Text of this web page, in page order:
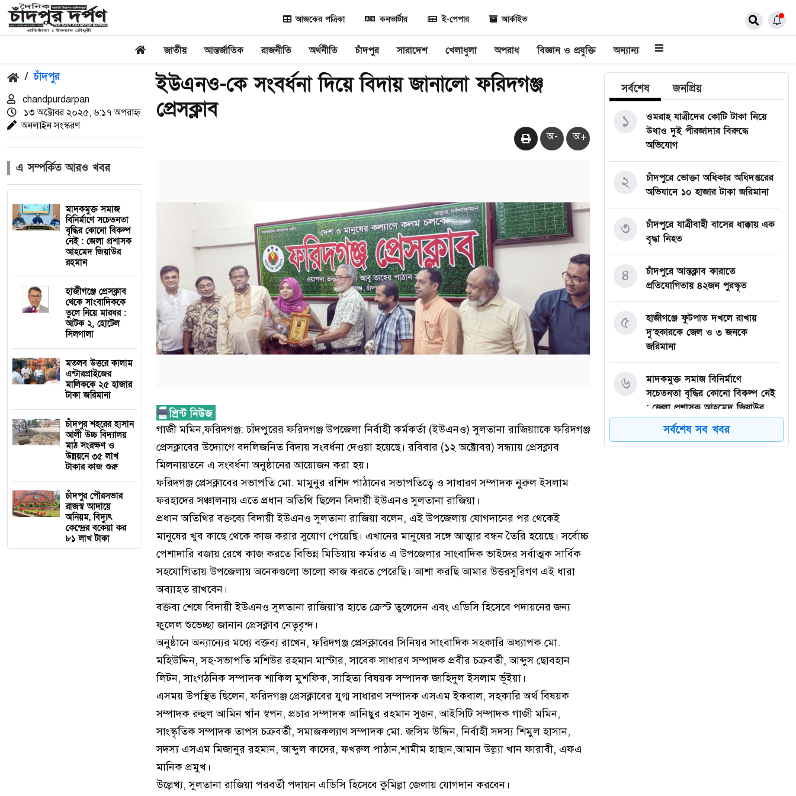
আজকের পত্রিকা কনভার্টার ই-পেপার আর্কাইভ
জাতীয় আন্তর্জাতিক রাজনীতি অর্থনীতি চাঁদপুর সারাদেশ খেলাধুলা অপরাধ বিজ্ঞান ও প্রযুক্তি অন্যান্য
/ চাঁদপুর
chandpurdarpan
১৩ অক্টোবর ২০২৫, ৬:১৭ অপরাহ্ন
অনলাইন সংস্করণ
এ সম্পর্কিত আরও খবর
মাদকমুক্ত সমাজ
বিনির্মাণে সচেতনতা
বৃদ্ধির কোনো বিকল্প
নেই : জেলা প্রশাসক
আহমেদ জিয়াউর
রহমান
হাজীগঞ্জে প্রেসক্লাব
থেকে সাংবাদিককে
তুলে নিয়ে মারধর :
আটক ২, হোটেল
সিলগালা
মতলব উত্তরে কালাম
এন্টারপ্রাইজের
মালিককে ২৫ হাজার
টাকা জরিমানা
চাঁদপুর শহরের হাসান
আলী উচ্চ বিদ্যালয়
মাঠ সংরক্ষণ ও
উন্নয়নে ৩৫ লাখ
টাকার কাজ শুরু
চাঁদপুর পৌরসভার
রাজস্ব আদায়ে
অনিয়ম, বিদ্যুৎ
কেন্দ্রের বকেয়া কর
৮১ লাখ টাকা
ইউএনও-কে সংবর্ধনা দিয়ে বিদায় জানালো ফরিদগঞ্জ
প্রেসক্লাব
অ- অ+
গাজী মমিন,ফরিদগঞ্জ: চাঁদপুরের ফরিদগঞ্জ উপজেলা নির্বাহী কর্মকর্তা (ইউএনও) সুলতানা রাজিয়াাকে ফরিদগঞ্জ
প্রেসক্লাবের উদ্যোগে বদলিজনিত বিদায় সংবর্ধনা দেওয়া হয়েছে। রবিবার (১২ অক্টোবর) সন্ধ্যায় প্রেসক্লাব
মিলনায়তনে এ সংবর্ধনা অনুষ্ঠানের আয়োজন করা হয়।
ফরিদগঞ্জ প্রেসক্লাবের সভাপতি মো. মামুনুর রশিদ পাঠানের সভাপতিত্বে ও সাধারণ সম্পাদক নুরুল ইসলাম
ফরহাদের সঞ্চালনায় এতে প্রধান অতিথি ছিলেন বিদায়ী ইউএনও সুলতানা রাজিয়া।
প্রধান অতিথির বক্তব্যে বিদায়ী ইউএনও সুলতানা রাজিয়া বলেন, এই উপজেলায় যোগদানের পর থেকেই
মানুষের খুব কাছে থেকে কাজ করার সুযোগ পেয়েছি। এখানের মানুষের সঙ্গে আত্মার বন্ধন তৈরি হয়েছে। সর্বোচ্চ
পেশাদারি বজায় রেখে কাজ করতে বিভিন্ন মিডিয়ায় কর্মরত এ উপজেলার সাংবাদিক ভাইদের সর্বাত্মক সার্বিক
সহযোগিতায় উপজেলায় অনেকগুলো ভালো কাজ করতে পেরেছি। আশা করছি আমার উত্তরসুরিগণ এই ধারা
অব্যাহত রাখবেন।
বক্তব্য শেষে বিদায়ী ইউএনও সুলতানা রাজিয়া’র হাতে ক্রেস্ট তুলেদেন এবং এডিসি হিসেবে পদায়নের জন্য
ফুলেল শুভেচ্ছা জানান প্রেসক্লাব নেতৃবৃন্দ।
অনুষ্ঠানে অন্যান্যের মধ্যে বক্তব্য রাখেন, ফরিদগঞ্জ প্রেসক্লাবের সিনিয়র সাংবাদিক সহকারি অধ্যাপক মো.
মহিউদ্দিন, সহ-সভাপতি মশিউর রহমান মাস্টার, সাবেক সাধারণ সম্পাদক প্রবীর চক্রবর্তী, আব্দুস ছোবহান
লিটন, সাংগঠনিক সম্পাদক শাকিল মুশফিক, সাহিত্য বিষয়ক সম্পাদক জাহিদুল ইসলাম ভূঁইয়া।
এসময় উপস্থিত ছিলেন, ফরিদগঞ্জ প্রেসক্লাবের যুগ্ম সাধারণ সম্পাদক এসএম ইকবাল, সহকারি অর্থ বিষয়ক
সম্পাদক রুহুল আমিন খাঁন স্বপন, প্রচার সম্পাদক আনিছুর রহমান সুজন, আইসিটি সম্পাদক গাজী মমিন,
সাংস্কৃতিক সম্পাদক তাপস চক্রবর্তী, সমাজকল্যাণ সম্পাদক মো. জসিম উদ্দিন, নির্বাহী সদস্য শিমুল হাসান,
সদস্য এসএম মিজানুর রহমান, আব্দুল কাদের, ফখরুল পাঠান,শামীম হাছান,আমান উল্ল্যা খান ফারাবী, এফএ
মানিক প্রমুখ।
উল্লেখ্য, সুলতানা রাজিয়া পরবর্তী পদায়ন এডিসি হিসেবে কুমিল্লা জেলায় যোগদান করবেন।
সর্বশেষ জনপ্রিয়
ওমরাহ যাত্রীদের কোটি টাকা নিয়ে
উধাও দুই পীরজাদার বিরুদ্ধে
অভিযোগ
১
চাঁদপুরে ভোক্তা অধিকার অধিদপ্তরের
অভিযানে ১০ হাজার টাকা জরিমানা
২
চাঁদপুরে যাত্রীবাহী বাসের ধাক্কায় এক
বৃদ্ধা নিহত
৩
চাঁদপুরে আন্তক্লাব কারাতে
প্রতিযোগিতায় ৪২জন পুরস্কৃত
৪
হাজীগঞ্জে ফুটপাত দখলে রাখায়
দু’হকারকে জেল ও ৩ জনকে
জরিমানা
৫
মাদকমুক্ত সমাজ বিনির্মাণে
সচেতনতা বৃদ্ধির কোনো বিকল্প নেই
: জেলা প্রশাসক আহমেদ জিয়াউর
রহমান
৬
সর্বশেষ সব খবর